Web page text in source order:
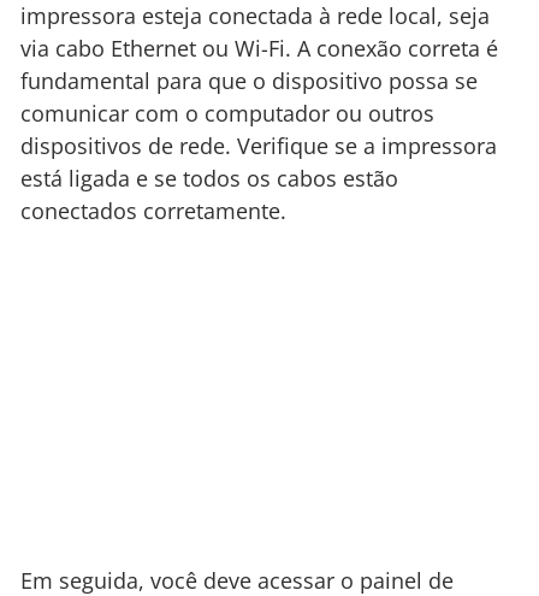
impressora esteja conectada à rede local, seja
via cabo Ethernet ou Wi-Fi. A conexão correta é
fundamental para que o dispositivo possa se
comunicar com o computador ou outros
dispositivos de rede. Verifique se a impressora
está ligada e se todos os cabos estão
conectados corretamente.
Em seguida, você deve acessar o painel de